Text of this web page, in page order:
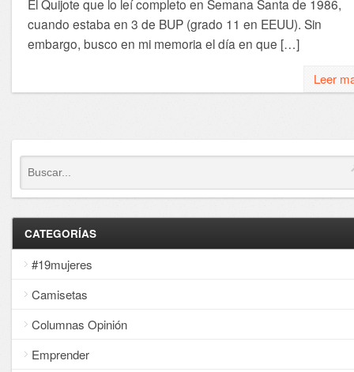
El Quijote que lo leí completo en Semana Santa de 1986,
cuando estaba en 3 de BUP (grado 11 en EEUU). Sin
embargo, busco en mi memoria el día en que […]
Leer
CATEGORÍAS
#19mujeres
Camisetas
Columnas Opinión
Emprender